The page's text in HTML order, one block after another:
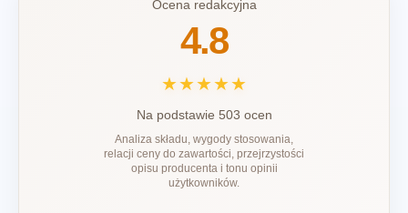
Ocena redakcyjna
4.8
★★★★★
Na podstawie 503 ocen
Analiza składu, wygody stosowania,
relacji ceny do zawartości, przejrzystości
opisu producenta i tonu opinii
użytkowników.